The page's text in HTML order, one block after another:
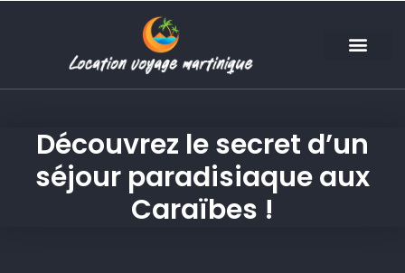
Découvrez le secret d’un
séjour paradisiaque aux
Caraïbes !